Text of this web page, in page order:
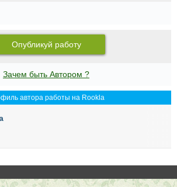
Опубликуй работу
Зачем быть Автором ?
автора работы на Rookla